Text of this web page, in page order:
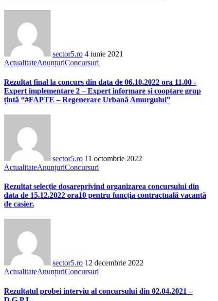
sector5.ro 4 iunie 2021
ActualitateAnunțuriConcursuri
Rezultat final la concurs din data de 06.10.2022 ora 11.00 -
Expert implementare 2 – Expert informare și cooptare grup
țintă “#FAPTE – Regenerare Urbană Amurgului”
sector5.ro 11 octombrie 2022
ActualitateAnunțuriConcursuri
Rezultat selecție dosareprivind organizarea concursului din
data de 15.12.2022 ora10 pentru funcția contractuală vacantă
de casier.
sector5.ro 12 decembrie 2022
ActualitateAnunțuriConcursuri
Rezultatul probei interviu al concursului din 02.04.2021 –